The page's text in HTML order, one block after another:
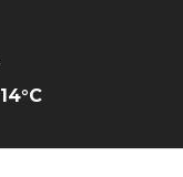
14°C